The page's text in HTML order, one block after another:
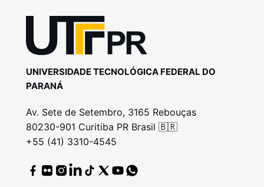
UNIVERSIDADE TECNOLÓGICA FEDERAL DO
PARANÁ
Av. Sete de Setembro, 3165 Rebouças
80230-901 Curitiba PR Brasil 🇧🇷
+55 (41) 3310-4545